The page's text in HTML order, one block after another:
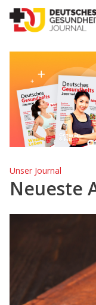
Unser Journal
Neueste